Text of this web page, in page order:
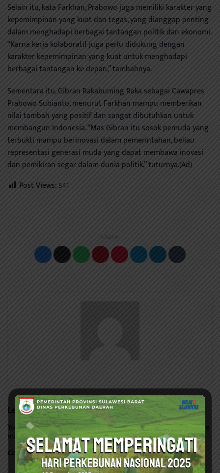
Selain itu, kata Farkhan, Prabowo juga memiliki karakter yang
kepemimpinan yang kuat dan tegas, yang dianggap penting
dalam menghadapi berbagai tantangan politik dan ekonomi.
“Karna kerja kolaboratif juga perlu didukung dengan
karakter kepemimpinan yang kuat untuk menghadapi
berbagai tantangan ke depan,” tambahnya.
Sementara itu, Gibran Rakabuming Raka sebagai Cawapres
Prabowo Subianto, menurut Farkhan mampu memberikan
nilai tambah yang positif dan sangat dibutuhkan untuk
membangun Indonesia. “Mas Gibran itu sosok pemuda yang
terbukti mampu berinovasi dalam pemerintahan, beliau
representasi generasi muda yang dapat membawa inovasi
dan pemikiran segar dalam dunia politik,” tuturnya.(Ad)
Post Views:541
Share:
Leave a Reply
Your email address will not be published.Required fields are
marked*
Comment*